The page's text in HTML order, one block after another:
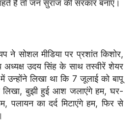
हैं तो जन सुराज की सरकार बनाए।
ने सोशल मीडिया पर प्रशांत किशोर,
अध्यक्ष उदय सिंह के साथ तस्वीरें शेयर
उन्होंने लिखा था कि 7 जूलाई को बापू
लिखा, बुझी हुई आश जलाएंगे हम, घर-
पलायन का दर्द मिटाएंगे हम, फिर से